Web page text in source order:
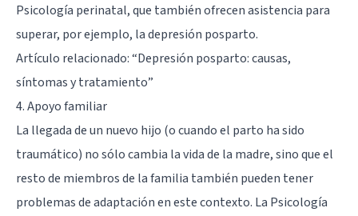
Psicología perinatal, que también ofrecen asistencia para
superar, por ejemplo, la depresión posparto.
Artículo relacionado:“Depresión posparto: causas,
síntomas y tratamiento”
4. Apoyo familiar
La llegada de un nuevo hijo (o cuando el parto ha sido
traumático) no sólo cambia la vida de la madre, sino que el
resto de miembros de la familia también pueden tener
problemas de adaptación en este contexto. La Psicología